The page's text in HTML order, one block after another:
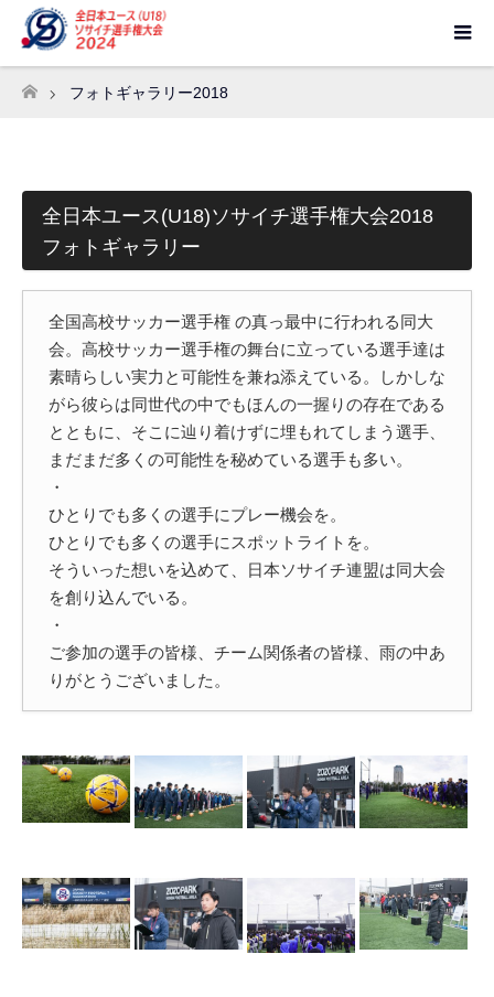
ホーム
フォトギャラリー2018
全日本ユース(U18)ソサイチ選手権大会2018
フォトギャラリー
全国高校サッカー選手権 の真っ最中に行われる同大
会。高校サッカー選手権の舞台に立っている選手達は
素晴らしい実力と可能性を兼ね添えている。しかしな
がら彼らは同世代の中でもほんの一握りの存在である
とともに、そこに辿り着けずに埋もれてしまう選手、
まだまだ多くの可能性を秘めている選手も多い。
・
ひとりでも多くの選手にプレー機会を。
ひとりでも多くの選手にスポットライトを。
そういった想いを込めて、日本ソサイチ連盟は同大会
を創り込んでいる。
・
ご参加の選手の皆様、チーム関係者の皆様、雨の中あ
りがとうございました。